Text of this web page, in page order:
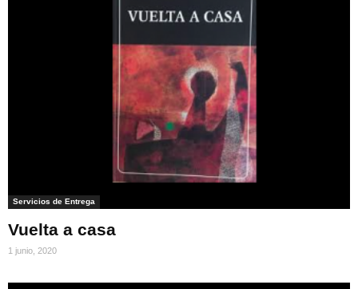
Servicios de Entrega
Vuelta a casa
1 junio, 2020